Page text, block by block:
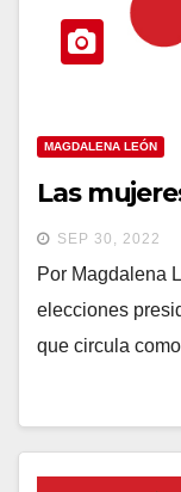
MAGDALENA LEÓN
Las
SEP 30, 2022
Por Magdalena
elecciones
que circula